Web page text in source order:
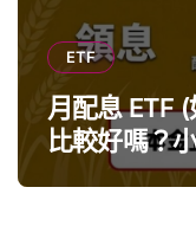
ETF
月配息 ETF
比較好嗎？